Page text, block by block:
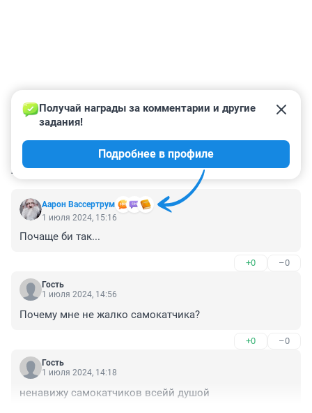
КОММЕНТАРИИ 68
Аарон Вассертрум
Получай награды за комментарии и другие
задания!
Подробнее в профиле
1 июля 2024, 15:16
Почаще би так...
+0 –0
Гость
1 июля 2024, 14:56
Почему мне не жалко самокатчика?
+0 –0
Гость
1 июля 2024, 14:18
ненавижу самокатчиков всейй душой